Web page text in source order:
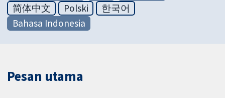
简体中文
Polski
한국어
Bahasa Indonesia
Pesan utama